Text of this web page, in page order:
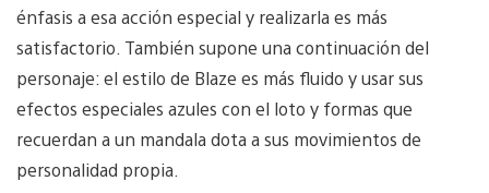
énfasis a esa acción especial y realizarla es más
satisfactorio. También supone una continuación del
personaje: el estilo de Blaze es más fluido y usar sus
efectos especiales azules con el loto y formas que
recuerdan a un mandala dota a sus movimientos de
personalidad propia.